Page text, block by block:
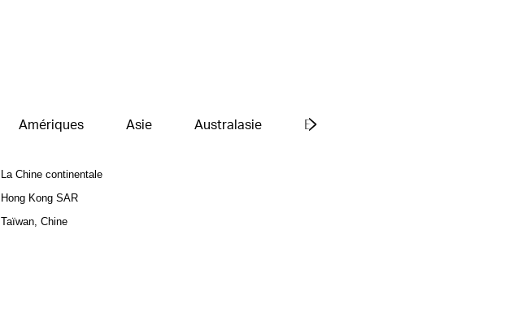
Amériques Asie Australasie Europe
La Chine continentale
Hong Kong SAR
Taïwan, Chine